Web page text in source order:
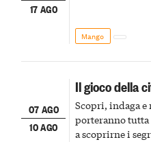
17 AGO
Mango
07 AGO
10 AGO
Il gioco della
Scopri, indaga
porteranno
a scoprirne i